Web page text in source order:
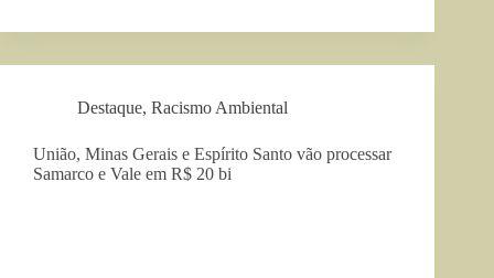
Destaque, Racismo Ambiental
União, Minas Gerais e Espírito Santo vão processar
Samarco e Vale em R$ 20 bi